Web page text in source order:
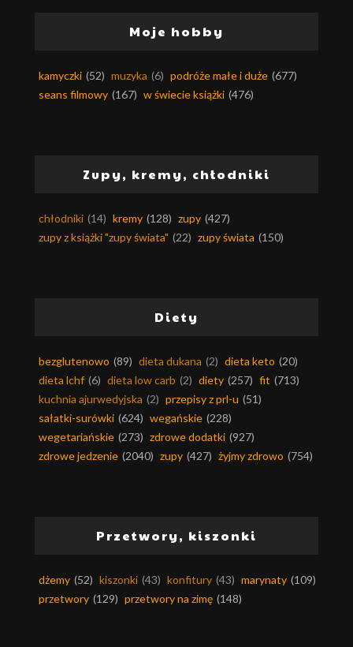
Moje hobby
kamyczki (52) muzyka (6) podróże małe i duże (677)
seans filmowy (167) w świecie książki (476)
Zupy, kremy, chłodniki
chłodniki (14) kremy (128) zupy (427)
zupy z książki "zupy świata" (22) zupy świata (150)
Diety
bezglutenowo (89) dieta dukana (2) dieta keto (20)
dieta lchf (6) dieta low carb (2) diety (257) fit (713)
kuchnia ajurwedyjska (2) przepisy z prl-u (51)
sałatki-surówki (624) wegańskie (228)
wegetariańskie (273) zdrowe dodatki (927)
zdrowe jedzenie (2040) zupy (427) żyjmy zdrowo (754)
Przetwory, kiszonki
dżemy (52) kiszonki (43) konfitury (43) marynaty (109)
przetwory (129) przetwory na zimę (148)